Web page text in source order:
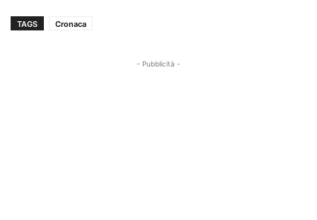
TAGS Cronaca
- Pubblicità -